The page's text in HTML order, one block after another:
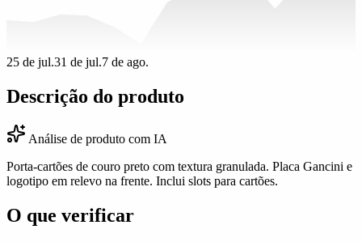
25 de jul.31 de jul.7 de ago.
Descrição do produto
Análise de produto com IA
Porta-cartões de couro preto com textura granulada. Placa Gancini e
logotipo em relevo na frente. Inclui slots para cartões.
O que verificar